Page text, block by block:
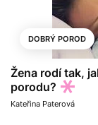
DOBRÝ POROD
Žena rodí tak,
porodu?
Kateřina Paterová